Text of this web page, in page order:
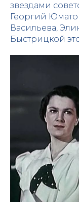
звездами
Георгий
Васильева,
Быстрицкой